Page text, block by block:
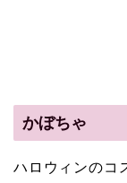
かぼちゃ
ハロウィンのコ